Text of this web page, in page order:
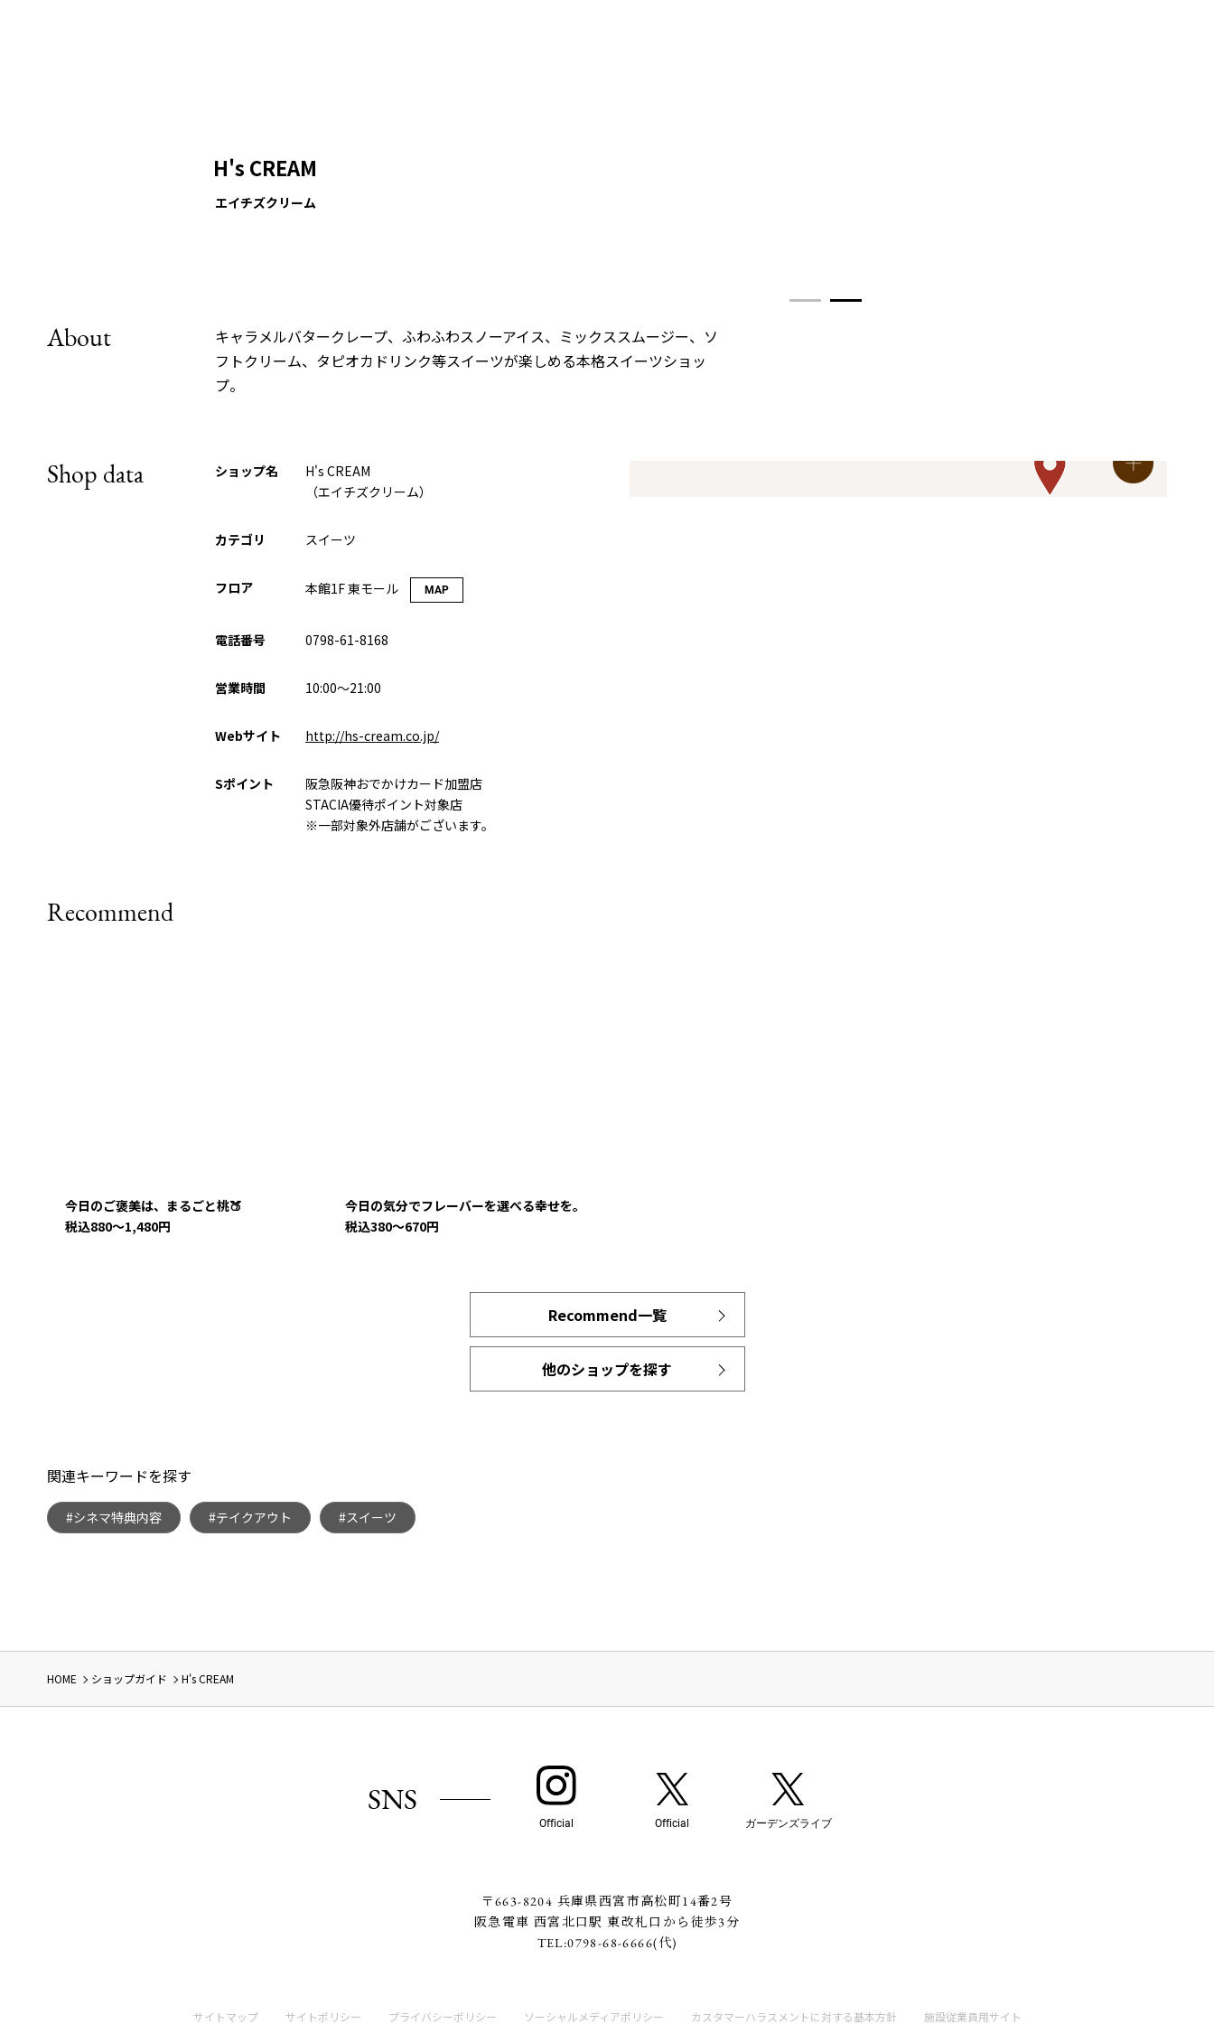
H's CREAM
エイチズクリーム
About
キャラメルバタークレープ、ふわふわスノーアイス、ミックススムージー、ソ
フトクリーム、タピオカドリンク等スイーツが楽しめる本格スイーツショッ
プ。
Shop data ショップ名
H's CREAM
（エイチズクリーム）
カテゴリ スイーツ
フロア 本館1F 東モール MAP
電話番号 0798-61-8168
営業時間 10:00～21:00
Webサイト http://hs-cream.co.jp/
Sポイント
阪急阪神おでかけカード加盟店
STACIA優待ポイント対象店
※一部対象外店舗がございます。
Recommend
今日のご褒美は、まるごと桃🍑
税込880～1,480円
今日の気分でフレーバーを選べる幸せを。
税込380～670円
Recommend一覧
他のショップを探す
関連キーワードを探す
#シネマ特典内容 #テイクアウト #スイーツ
HOME ショップガイド H's CREAM
SNS
Official Official ガーデンズライブ
〒663-8204 兵庫県西宮市高松町14番2号
阪急電車 西宮北口駅 東改札口から徒歩3分
TEL:0798-68-6666(代)
サイトマップ サイトポリシー プライバシーポリシー ソーシャルメディアポリシー カスタマーハラスメントに対する基本方針 施設従業員用サイト